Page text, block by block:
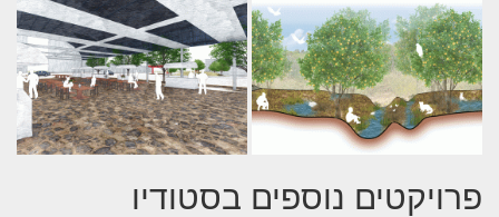
פרויקטים נוספים בסטודיו